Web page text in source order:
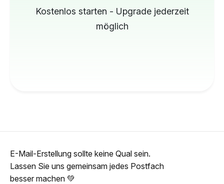
Kostenlos starten - Upgrade jederzeit
möglich
E-Mail-Erstellung sollte keine Qual sein.
Lassen Sie uns gemeinsam jedes Postfach
besser machen 💚